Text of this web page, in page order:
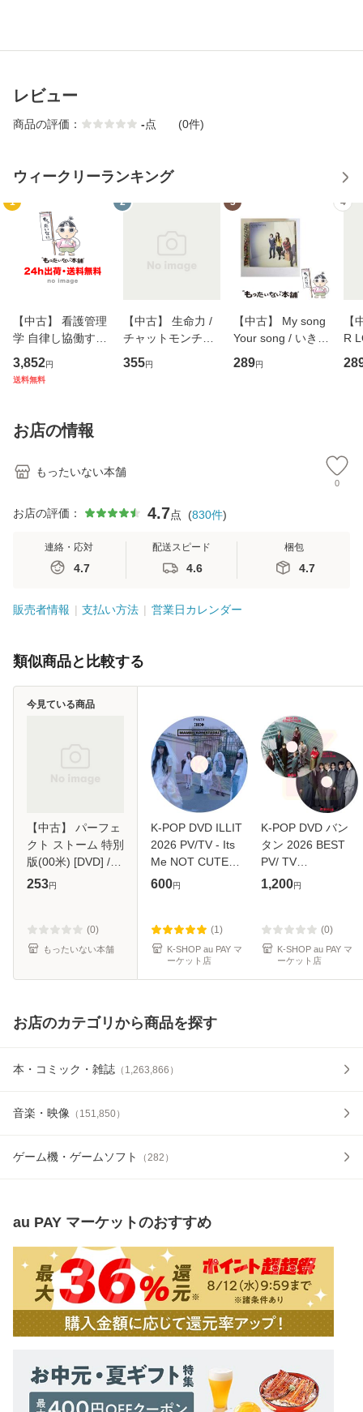
レビュー
商品の評価： -点 (0件)
ウィークリーランキング
1
【中古】 看護管理
学 自律し協働する
専門職の看護マネ
ジメントスキル 改
恵 藤本幸三 / 南江
堂 [単行
3,852円
送料無料
2
【中古】 生命力 /
チャットモンチー /
キューンレコード
[CD]【メール便送
355円
3
【中古】 My song
Your song / いきも
のがかり / [CD]
【メール便送料無
289円
4
【
R
産
お店の情報
もったいない本舗
0
お店の評価： 4.7点 (830件)
連絡・応対
4.7
配送スピード
4.6
梱包
4.7
販売者情報 支払い方法 営業日カレンダー
類似商品と比較する
【中古】 パーフェ
クト ストーム 特別
版(00米) [DVD] /
ワーナー・ホー
料】
253円
(0)
もったいない本舗
今見ている商品
K-POP DVD ILLIT
2026 PV/TV - Its
Me NOT CUTE
ANYMORE
Chocolate Cherish
Tick-Tack Cherish
Magnetic -
600円
(1)
K-SHOP au PAY マ
ーケット店
K-POP DVD バン
タン 2026 BEST
PV/ TV
COLLECTION 2枚
permission to
dance Butter Life
Goes On
Dynamite ON - K
1,200円
(0)
K-SHOP au PAY マ
ーケット店
お店のカテゴリから商品を探す
本・コミック・雑誌 （ 1,263,866 ）
音楽・映像 （ 151,850）
ゲーム機・ゲームソフト （282 ）
au PAY マーケットのおすすめ